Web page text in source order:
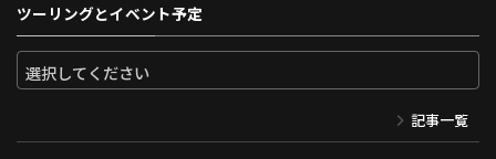
ツーリングとイベント予定
記事一覧